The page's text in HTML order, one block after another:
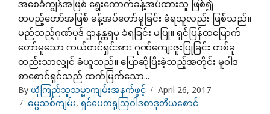
အစေခံကျွန်အဖြစ် ရွေးကောက်ခန့်အပ်ထားသူ ဖြစ်၍
တပည့်တော်အဖြစ် ခန့်အပ်တော်မူခြင်း ခံရသူလည်း ဖြစ်သည်။
မည်သည့်ဂုဏ်ပုဒ် ဌာနန္တရမှ ခံရခြင်း မပြု။ ရှင်ပြန်ထမြောက်
တော်မူသော ကယ်တင်ရှင်အား ဂုဏ်ကျေးဇူးပြုခြင်း တစ်ခု
တည်းသာလျှင် ခံယူသည်။ ပြောဆိုပြီးခဲ့သည့်အတိုင်း မူဝါဒ
စာစောင်ရှင်သည် ထက်မြက်သော...
Byယုံကြည်သူသမ္မာကျမ်းအနက်ဖွင့် April 26, 2017
ဓမ္မသစ်ကျမ်း,ရှင်ပေတရုသြဝါဒစာဒုတိယစောင်